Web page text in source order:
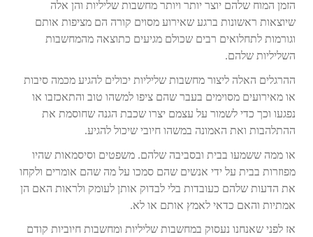
הזמן המוח שלהם יוצר יותר ויותר מחשבות שליליות והן אלה
שיוצאות ראשונות ברגע שאירוע מסוים קורה הם מציפות אותם
וגורמות לתחלואים רבים שכולם מגיעים כתוצאה מהמחשבות
השליליות שלהם.
ההרגלים האלה ליצור מחשבות שליליות יכולים להגיע מכמה סיבות
או מאירועים מסוימים בעבר שהם ציפו למשהו טוב והתאכזבו או
נפגעו וכך כדי לשמור על עצמם יצרו שכבת הגנה שחוסמת את
ההתלהבות ואת האמונה במשהו חיובי שיכול להגיע.
או ממה ששמעו בבית ובסביבה שלהם. משפטים וסיסמאות שהיו
מפוזרות בבית על ידי אנשים שהם סמכו על מה שהם אומרים ולקחו
את הדעות שלהם כעובדות בלי לבדוק אותן לעומק ולראות האם הן
אמתיות והאם כדאי לאמץ אותם או לא.
אז לפני שאנחנו נעסוק במחשבות שליליות ומחשבות חיוביות קודם